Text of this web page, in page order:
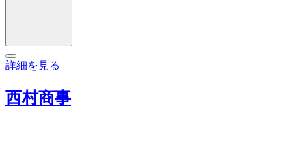
詳細を見る
西村商事